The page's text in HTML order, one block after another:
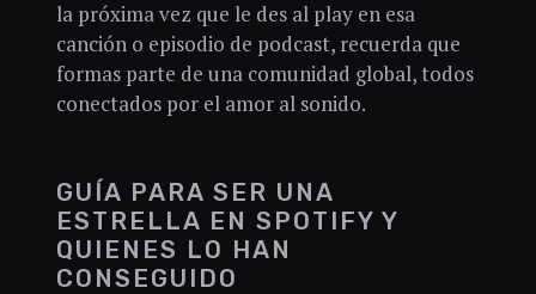
la próxima vez que le des al play en esa
canción o episodio de podcast, recuerda que
formas parte de una comunidad global, todos
conectados por el amor al sonido.
GUÍA PARA SER UNA
ESTRELLA EN SPOTIFY Y
QUIENES LO HAN
CONSEGUIDO